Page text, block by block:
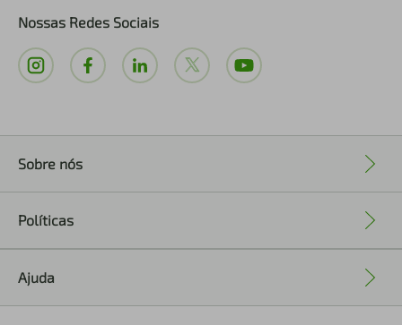
Nossas Redes Sociais
Sobre nós
Políticas
Ajuda